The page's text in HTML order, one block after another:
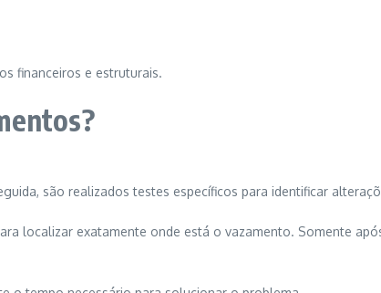
financeiros e estruturais.
são realizados testes específicos para identificar
localizar exatamente onde está o vazamento. Somente